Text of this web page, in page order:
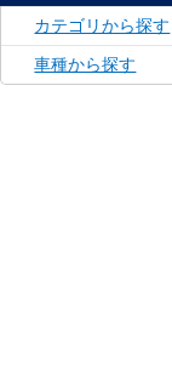
カテゴリから探す
車種から探す